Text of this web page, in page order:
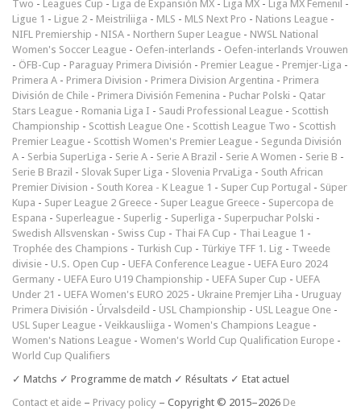
Two - Leagues Cup - Liga de Expansión MX - Liga MX - Liga MX Femenil -
Ligue 1 - Ligue 2 - Meistriliiga - MLS - MLS Next Pro - Nations League -
NIFL Premiership - NISA - Northern Super League - NWSL National
Women's Soccer League - Oefen-interlands - Oefen-interlands Vrouwen
- ÖFB-Cup - Paraguay Primera División - Premier League - Premjer-Liga -
Primera A - Primera Division - Primera Division Argentina - Primera
División de Chile - Primera División Femenina - Puchar Polski - Qatar
Stars League - Romania Liga I - Saudi Professional League - Scottish
Championship - Scottish League One - Scottish League Two - Scottish
Premier League - Scottish Women's Premier League - Segunda División
A - Serbia SuperLiga - Serie A - Serie A Brazil - Serie A Women - Serie B -
Serie B Brazil - Slovak Super Liga - Slovenia PrvaLiga - South African
Premier Division - South Korea - K League 1 - Super Cup Portugal - Süper
Kupa - Super League 2 Greece - Super League Greece - Supercopa de
Espana - Superleague - Superlig - Superliga - Superpuchar Polski -
Swedish Allsvenskan - Swiss Cup - Thai FA Cup - Thai League 1 -
Trophée des Champions - Turkish Cup - Türkiye TFF 1. Lig - Tweede
divisie - U.S. Open Cup - UEFA Conference League - UEFA Euro 2024
Germany - UEFA Euro U19 Championship - UEFA Super Cup - UEFA
Under 21 - UEFA Women's EURO 2025 - Ukraine Premjer Liha - Uruguay
Primera División - Úrvalsdeild - USL Championship - USL League One -
USL Super League - Veikkausliiga - Women's Champions League -
Women's Nations League - Women's World Cup Qualification Europe -
World Cup Qualifiers
✓ Matchs ✓ Programme de match ✓ Résultats ✓ Etat actuel
Contact et aide – Privacy policy – Copyright © 2015–2026 De